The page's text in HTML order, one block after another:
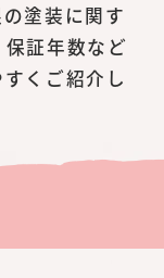
塗装に関す
証年数など
くご紹介し